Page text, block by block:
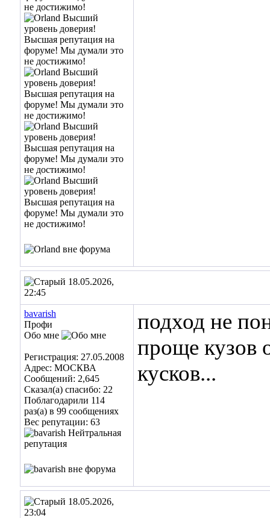
18.05.2026,
22:45
bavarish
Профи
Обо мне
Регистрация: 27.05.2008
Адрес: МОСКВА
Сообщений: 2,645
Сказал(а) спасибо: 22
Поблагодарили 114
раз(а) в 99 сообщениях
Вес репутации: 63
подход не
проще кузов
кусков...
18.05.2026,
23:04